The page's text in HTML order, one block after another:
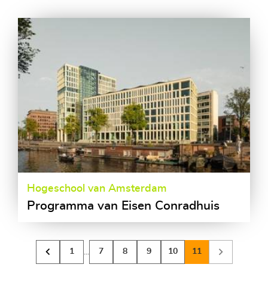
Hogeschool van Amsterdam
Programma van Eisen Conradhuis
1 7 8 9 10 11